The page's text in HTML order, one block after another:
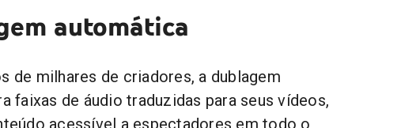
automática
de milhares de criadores, a dublagem
faixas de áudio traduzidas para seus vídeos,
acessível a espectadores em todo o